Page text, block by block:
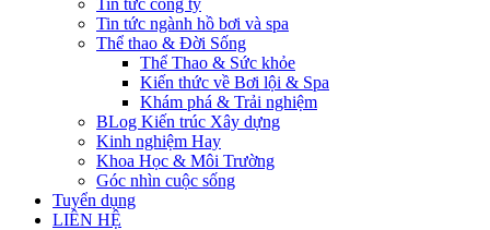
Tin tức công ty
Tin tức ngành hồ bơi và spa
Thể thao & Đời Sống
Thể Thao & Sức khỏe
Kiến thức về Bơi lội & Spa
Khám phá & Trải nghiệm
BLog Kiến trúc Xây dựng
Kinh nghiệm Hay
Khoa Học & Môi Trường
Góc nhìn cuộc sống
Tuyển dụng
LIÊN HỆ